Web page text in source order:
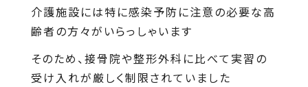
介護施設には特に感染予防に注意の必要な高
齢者の方々がいらっしゃいます
そのため、接骨院や整形外科に比べて実習の
受け入れが厳しく制限されていました